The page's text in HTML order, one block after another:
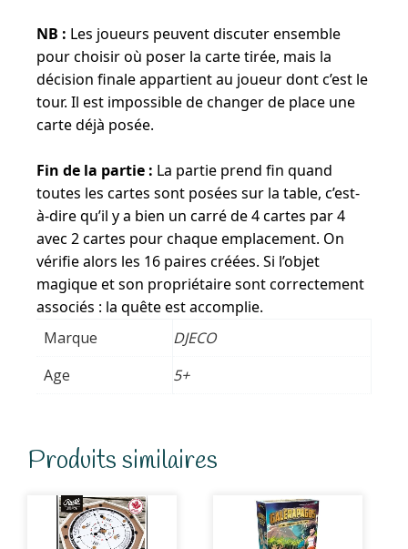
NB : Les joueurs peuvent discuter ensemble
pour choisir où poser la carte tirée, mais la
décision finale appartient au joueur dont c’est le
tour. Il est impossible de changer de place une
carte déjà posée.
Fin de la partie : La partie prend fin quand
toutes les cartes sont posées sur la table, c’est-
à-dire qu’il y a bien un carré de 4 cartes par 4
avec 2 cartes pour chaque emplacement. On
vérifie alors les 16 paires créées. Si l’objet
magique et son propriétaire sont correctement
associés : la quête est accomplie.
Marque
DJECO
Age
5+
Produits similaires